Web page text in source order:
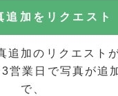
追加をリクエスト
追加のリクエスト
営業日で写真が追
で、